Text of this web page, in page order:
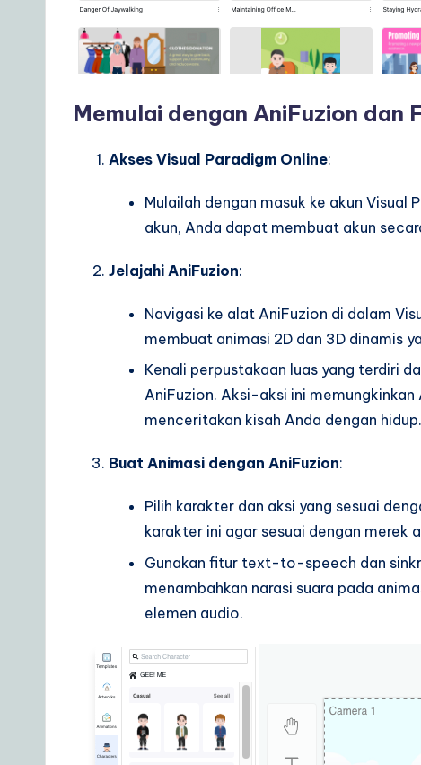
Memulai dengan AniFuzion dan
Akses Visual Paradigm Online:
Mulailah dengan masuk ke akun Visual
akun, Anda dapat membuat akun
Jelajahi AniFuzion:
Navigasi ke alat AniFuzion di dalam
membuat animasi 2D dan 3D dinamis
Kenali perpustakaan luas yang terdiri
AniFuzion. Aksi-aksi ini
menceritakan kisah Anda dengan hidup.
Buat Animasi dengan AniFuzion:
Pilih karakter dan aksi yang sesuai
karakter ini agar sesuai dengan merek
Gunakan fitur text-to-speech dan
menambahkan narasi suara pada
elemen audio.